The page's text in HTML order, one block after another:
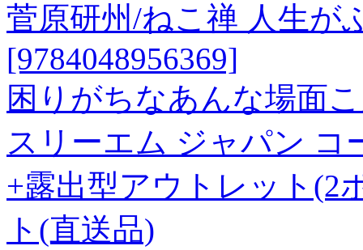
菅原研州/ねこ禅 人生が
[9784048956369]
困りがちなあんな場面
スリーエム ジャパン コ
+露出型アウトレット(2
ト(直送品)